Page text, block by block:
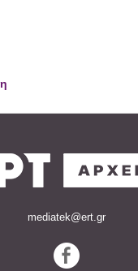
mediatek@ert.gr